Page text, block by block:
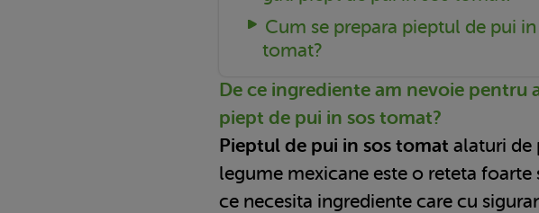
Cum se prepara pieptul de pui in
tomat?
De ce ingrediente am nevoie pentru
piept de pui in sos tomat?
Pieptul de pui in sos tomat alaturi de
legume mexicane este o reteta foarte
ce necesita ingrediente care cu